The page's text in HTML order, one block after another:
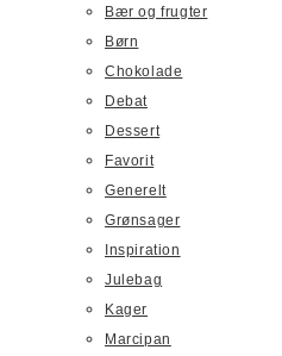
Bær og frugter
Børn
Chokolade
Debat
Dessert
Favorit
Generelt
Grønsager
Inspiration
Julebag
Kager
Marcipan